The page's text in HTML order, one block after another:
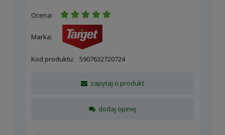
Ocena:
Marka:
Kod produktu: 5907632720724
zapytaj o produkt
dodaj opinię